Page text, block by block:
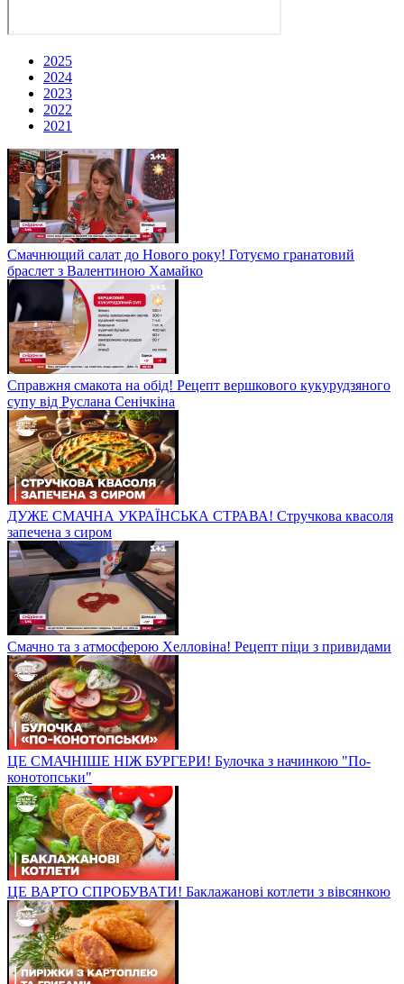
2025
2024
2023
2022
2021
Смачнющий салат до Нового року! Готуємо гранатовий
браслет з Валентиною Хамайко
Справжня смакота на обід! Рецепт вершкового кукурудзяного
супу від Руслана Сенічкіна
ДУЖЕ СМАЧНА УКРАЇНСЬКА СТРАВА! Стручкова квасоля
запечена з сиром
Смачно та з атмосферою Хелловіна! Рецепт піци з привидами
ЦЕ СМАЧНІШЕ НІЖ БУРГЕРИ! Булочка з начинкою "По-
конотопськи"
ЦЕ ВАРТО СПРОБУВАТИ! Баклажанові котлети з вівсянкою